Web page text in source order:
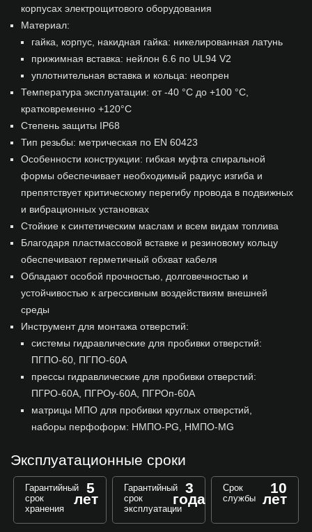
корпусах электрощитового оборудования
Материал:
гайка, корпус, накидная гайка: никелированная латунь
прижимная вставка: нейлон 6.6 по UL94 V2
уплотнительная вставка и кольца: неопрен
Температура эксплуатации: от -40 °С до +100 °С,
кратковременно +120°С
Степень защиты IP68
Тип резьбы: метрическая по EN 60423
Особенности конструкции: гибкая муфта спиральной
формы обеспечивает необходимый радиус изгиба и
препятствует критическому перегибу провода в подвижных
и вибрационных установках
Стойкие к синтетическим маслам и всем видам топлива
Благодаря пластмассовой вставке и резиновому кольцу
обеспечивают герметичный обхват кабеля
Обладают особой прочностью, долговечностью и
устойчивостью к агрессивным воздействиям внешней
среды
Инструмент для монтажа отверстий:
системы гидравлические для пробивки отверстий:
ПГПО-60, ПГПО-60А
прессы гидравлические для пробивки отверстий:
ПГРО-60А, ПГРОу-60А, ПГРОп-60А
матрицы МПО для пробивки круглых отверстий,
наборы перфоформ: НМПО-PG, НМПО-MG
Эксплуатационные сроки
Гарантийный
срок
хранения
5
лет
Гарантийный
срок
эксплуатации
3
года
Срок
службы
10
лет